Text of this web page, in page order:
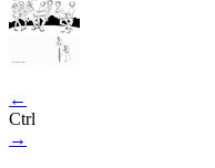
←
Ctrl
→